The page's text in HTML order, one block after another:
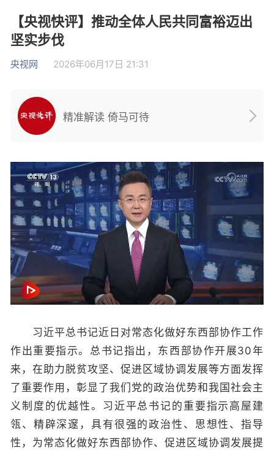
【央视快评】推动全体人民共同富裕迈出
坚实步伐
央视网 2026年06月17日 21:31
精准解读 倚马可待
习近平总书记近日对常态化做好东西部协作工作
作出重要指示。总书记指出，东西部协作开展30年
来，在助力脱贫攻坚、促进区域协调发展等方面发挥
了重要作用，彰显了我们党的政治优势和我国社会主
义制度的优越性。习近平总书记的重要指示高屋建
瓴、精辟深邃，具有很强的政治性、思想性、指导
性，为常态化做好东西部协作、促进区域协调发展提